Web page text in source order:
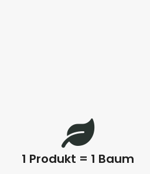
1 Produkt = 1 Baum
Abmessungstabellen zur